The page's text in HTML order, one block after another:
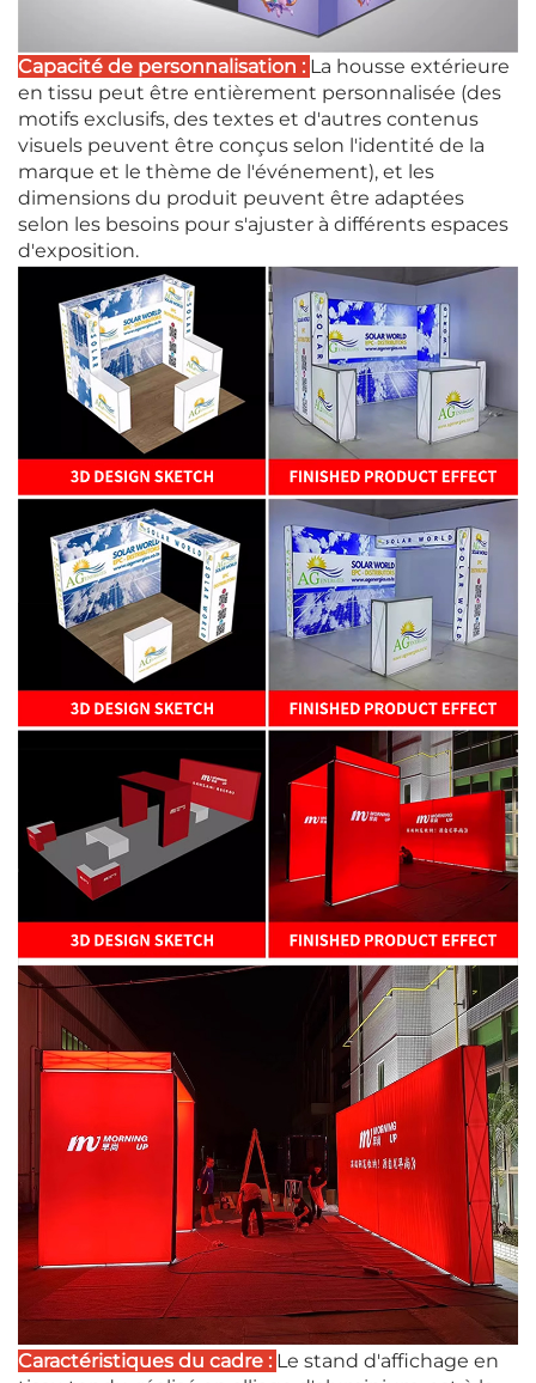
Capacité de personnalisation : La housse extérieure
en tissu peut être entièrement personnalisée (des
motifs exclusifs, des textes et d'autres contenus
visuels peuvent être conçus selon l'identité de la
marque et le thème de l'événement), et les
dimensions du produit peuvent être adaptées
selon les besoins pour s'ajuster à différents espaces
d'exposition.
Caractéristiques du cadre : Le stand d'affichage en